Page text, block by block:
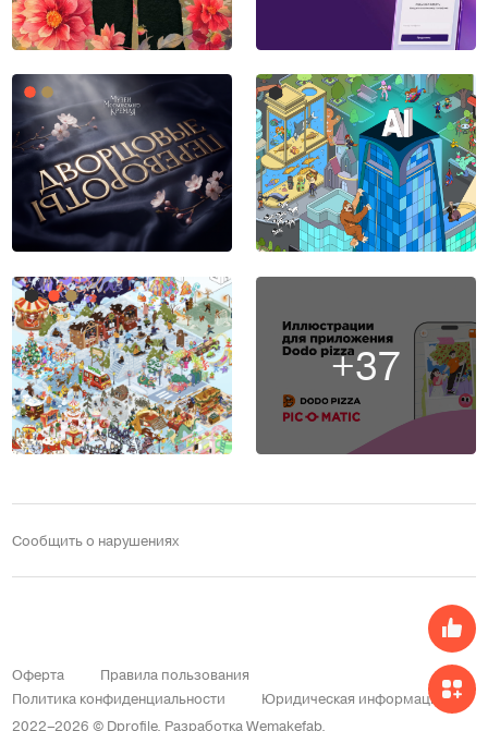
+37
Сообщить о нарушениях
2022–2026 © Dprofile. РазработкаWemakefab.
Оферта
Правила пользования
Политика конфиденциальности
Юридическая информация